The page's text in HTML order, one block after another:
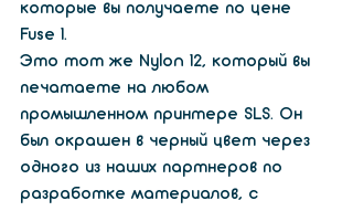
которые вы получаете по цене
Fuse 1.
Это тот же Nylon 12, который вы
печатаете на любом
промышленном принтере SLS. Он
был окрашен в черный цвет через
одного из наших партнеров по
разработке материалов, с